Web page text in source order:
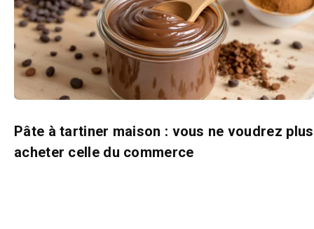
Pâte à tartiner maison : vous ne voudrez plus
acheter celle du commerce